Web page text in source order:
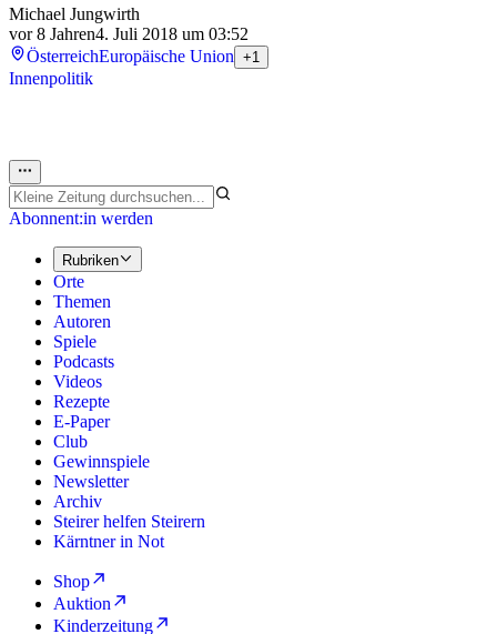
Michael Jungwirth
vor 8 Jahren4. Juli 2018 um 03:52
ÖsterreichEuropäische Union +1
Innenpolitik
Abonnent:in werden
Rubriken
Orte
Themen
Autoren
Spiele
Podcasts
Videos
Rezepte
E-Paper
Club
Gewinnspiele
Newsletter
Archiv
Steirer helfen Steirern
Kärntner in Not
Shop
Auktion
Kinderzeitung